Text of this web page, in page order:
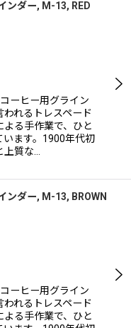
ンダー, M-13, RED
ーヒー用グライン
れるトレスペード
る手作業で、ひと
います。1900年代初
質な…
ンダー, M-13, BROWN
ーヒー用グライン
れるトレスペード
る手作業で、ひと